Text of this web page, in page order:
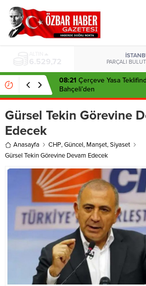
islami
chat
omegla
türk
sohbet
dini
chat
13.703,13 PARÇALI
08:21 Çerçeve Yasa
Bahçeli’den
Gürsel Tekin Görevine
Edecek
Anasayfa CHP,Güncel, Manşet,Siyaset
Gürsel Tekin Görevine Devam Edecek